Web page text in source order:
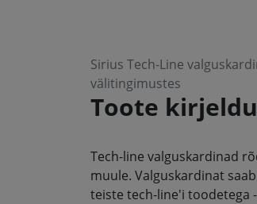
Sirius Tech-Line
välitingimustes
Toote
Tech-line valguskardinad
muule. Valguskardinat
teiste tech-line'i toodetega